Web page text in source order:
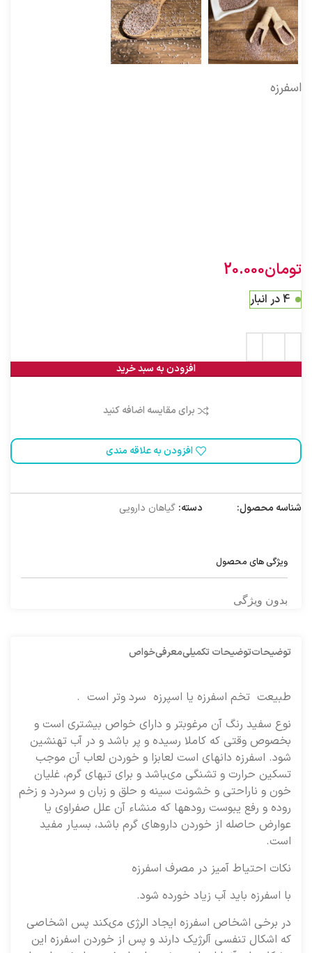
اسفرزه
تومان20.000
4 در انبار
افزودن به سبد خرید
برای مقایسه اضافه کنید
افزودن به علاقه مندی
شناسه محصول: دسته: گیاهان دارویی
ویژگی های محصول
بدون ویژگی
توضیحاتتوضیحات تکمیلیمعرفیخواص
طبیعت تخم اسفرزه‏ يا اسپرزه سرد وتر است .
نوع سفيد رنگ آن مرغوبتر و داراى خواص بيشترى است و
بخصوص وقتى كه كاملا رسيده و پر باشد و در آب ته‏نشين
شود. اسفرزه دانه‏اى است لعاب‏زا و خوردن لعاب آن موجب
تسكين حرارت و تشنگى مى‏باشد و براى تبهاى گرم، غليان
خون و ناراحتى و خشونت سينه و حلق و زبان و سردرد و زخم
روده و رفع يبوست روده‏ها كه منشاء آن علل صفراوى يا
عوارض حاصله از خوردن داروهاى گرم باشد، بسيار مفيد
است.
نكات احتياط آميز در مصرف اسفرزه
با اسفرزه‏ بايد آب زياد خورده شود.
در برخى اشخاص اسفرزه‏ ايجاد الرژى مى‏كند پس اشخاصى
كه اشكال تنفسى آلرژيك دارند و پس از خوردن اسفرزه‏ اين